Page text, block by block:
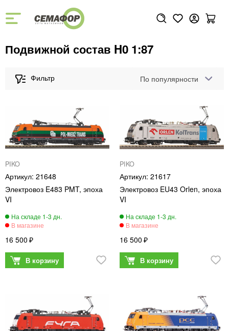
Подвижной состав H0 1:87
По популярности
PIKO
21648
Электровоз E483 PMT, эпоха
VI
16 500
PIKO
21617
Электровоз EU43 Orlen, эпоха
VI
16 500